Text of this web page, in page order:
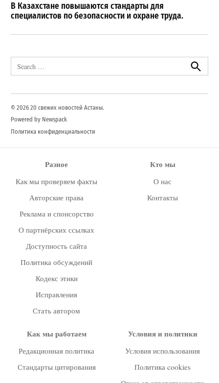
В Казахстане повышаются стандарты для
специалистов по безопасности и охране труда.
for:
Search
© 2026 20 свежих новостей Астаны.
Powered by Newspack
Политика конфиденциальности
Разное
Как мы проверяем факты
Авторские права
Реклама и спонсорство
О партнёрских ссылках
Доступность сайта
Политика обсуждений
Кодекс этики
Исправления
Стать автором
Кто мы
О нас
Контакты
Как мы работаем
Редакционная политика
Стандарты цитирования
Условия и политики
Условия использования
Политика cookies